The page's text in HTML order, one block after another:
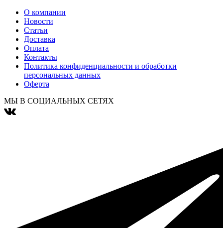
О компании
Новости
Статьи
Доставка
Оплата
Контакты
Политика конфиденциальности и обработки
персональных данных
Оферта
МЫ В СОЦИАЛЬНЫХ СЕТЯХ